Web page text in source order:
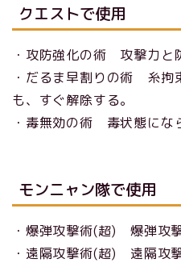
クエストで使用
・攻防強化の術 攻撃力と
・だるま早割りの術 糸拘
も、すぐ解除する。
・毒無効の術 毒状態にな
モンニャン隊で使用
・爆弾攻撃術(超) 爆弾攻
・遠隔攻撃術(超) 遠隔攻